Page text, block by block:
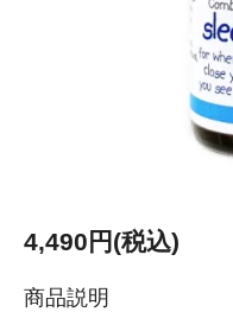
4,490円(税込)
商品説明